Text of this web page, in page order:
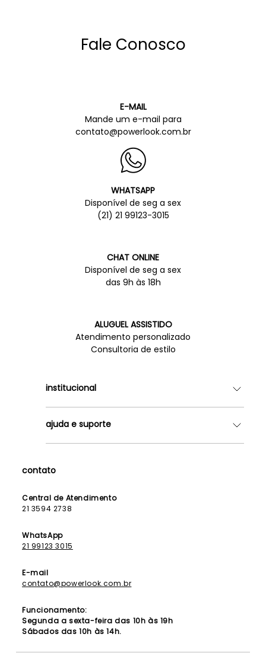
Fale Conosco
E-MAIL
Mande um e-mail para
contato@powerlook.com.br
WHATSAPP
Disponível de seg a sex
(21) 21 99123-3015
CHAT ONLINE
Disponível de seg a sex
das 9h às 18h
ALUGUEL ASSISTIDO
Atendimento personalizado
Consultoria de estilo
institucional
Lojas
Como Funciona
Lista de Formandas
ajuda e suporte
Política de Privacidade
contato
Central de Atendimento
21 3594 2738
WhatsApp
21 99123 3015
E-mail
contato@powerlook.com.br
Funcionamento:
Segunda a sexta-feira das 10h às 19h
Sábados das 10h às 14h.